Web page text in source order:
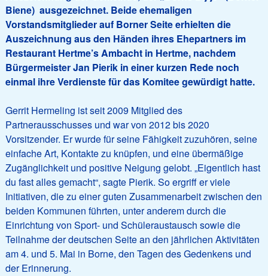
Biene) ausgezeichnet. Beide ehemaligen
Vorstandsmitglieder auf Borner Seite erhielten die
Auszeichnung aus den Händen ihres Ehepartners im
Restaurant Hertme’s Ambacht in Hertme, nachdem
Bürgermeister Jan Pierik in einer kurzen Rede noch
einmal ihre Verdienste für das Komitee gewürdigt hatte.
Gerrit Hermeling ist seit 2009 Mitglied des
Partnerausschusses und war von 2012 bis 2020
Vorsitzender. Er wurde für seine Fähigkeit zuzuhören, seine
einfache Art, Kontakte zu knüpfen, und eine übermäßige
Zugänglichkeit und positive Neigung gelobt. „Eigentlich hast
du fast alles gemacht“, sagte Pierik. So ergriff er viele
Initiativen, die zu einer guten Zusammenarbeit zwischen den
beiden Kommunen führten, unter anderem durch die
Einrichtung von Sport- und Schüleraustausch sowie die
Teilnahme der deutschen Seite an den jährlichen Aktivitäten
am 4. und 5. Mai in Borne, den Tagen des Gedenkens und
der Erinnerung.